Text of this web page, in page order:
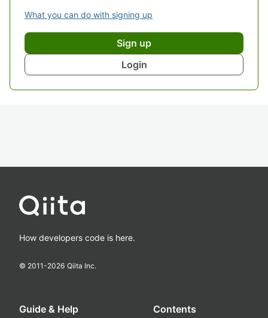
What you can do with signing up
Sign up
Login
How developers code is here.
© 2011-2026 Qiita Inc.
Guide & Help Contents